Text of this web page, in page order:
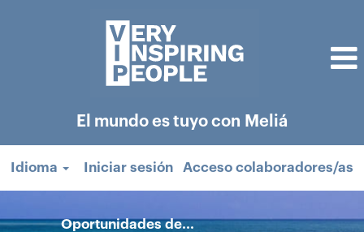
El mundo es tuyo con Meliá
Idioma Iniciar sesión Acceso colaboradores/as
Oportunidades de...